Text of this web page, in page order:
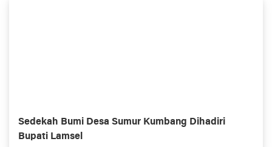
Sedekah Bumi Desa Sumur Kumbang Dihadiri
Bupati Lamsel